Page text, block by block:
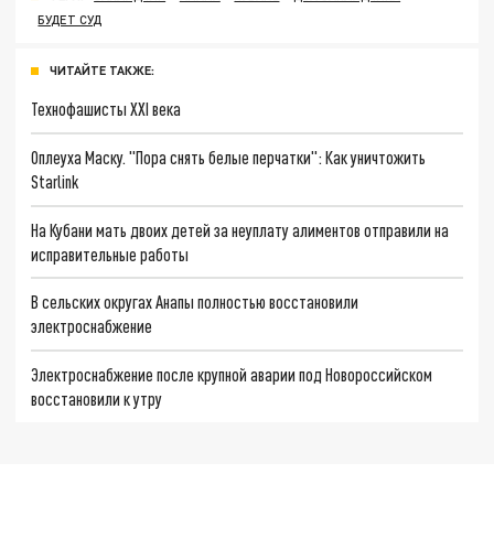
БУДЕТ СУД
ЧИТАЙТЕ ТАКЖЕ:
Технофашисты XXI века
Оплеуха Маску. "Пора снять белые перчатки": Как уничтожить
Starlink
На Кубани мать двоих детей за неуплату алиментов отправили на
исправительные работы
В сельских округах Анапы полностью восстановили
электроснабжение
Электроснабжение после крупной аварии под Новороссийском
восстановили к утру